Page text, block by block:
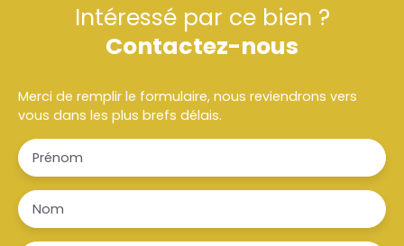
Intéressé par ce bien ?
Contactez-nous
Merci de remplir le formulaire, nous reviendrons vers
vous dans les plus brefs délais.
Prénom
Nom